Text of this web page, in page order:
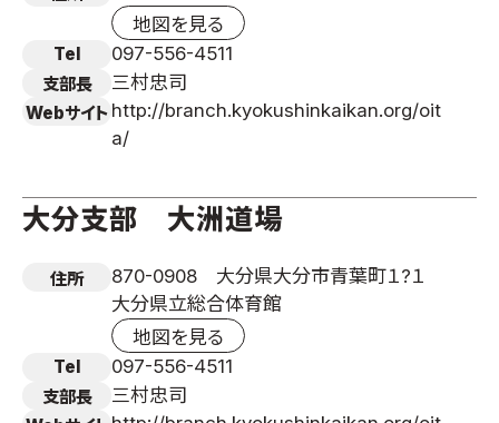
地図を見る
Tel 097-556-4511
支部長 三村忠司
Webサイト http://branch.kyokushinkaikan.org/oit
a/
大分支部 大洲道場
住所
870-0908 大分県大分市青葉町１?１
大分県立総合体育館
地図を見る
Tel 097-556-4511
支部長 三村忠司